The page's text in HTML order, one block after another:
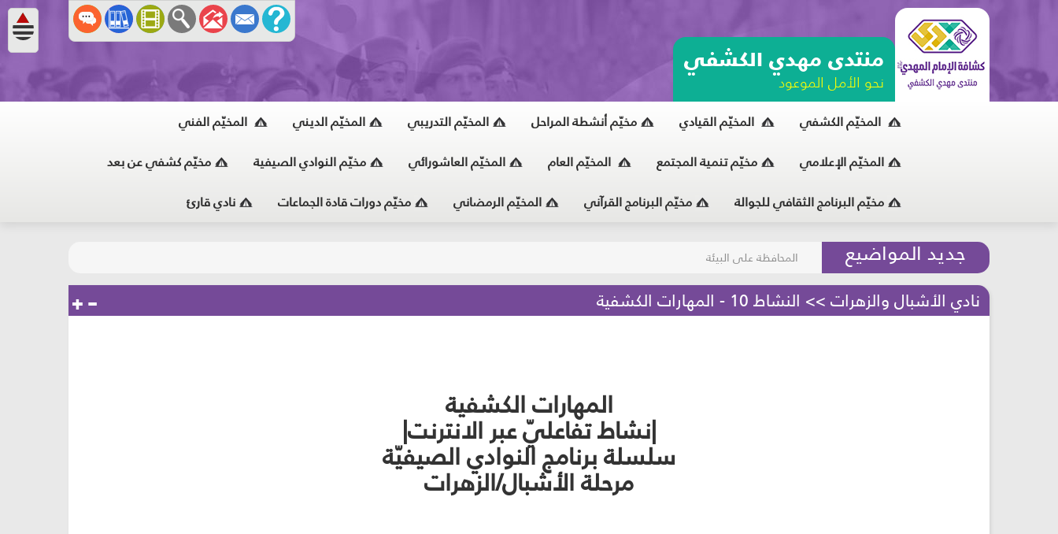
منتدى مهدي الكشفي
نحو الأمل الموعود
المخيّم الكشفي المخيّم القيادي مخيّم أنشطة المراحل المخيّم التدريبي المخيّم الديني المخيّم الفني
المخيّم الإعلامي مخيّم تنمية المجتمع المخيّم العام المخيّم العاشورائي مخيّم النوادي الصيفية مخيّم كشفي عن بعد
مخيّم البرنامج الثقافي للجوالة مخيّم البرنامج القرآني المخيّم الرمضاني مخيّم دورات قادة الجماعات نادي قارئ
جديد المواضيع
مسابقة الركب الحسينيّ
المحافظة على البيئة
نادي الأشبال والزهرات >> النشاط 10 - المهارات الكشفية
المهارات الكشفية
|نشاط تفاعليّ عبر الانترنت|
سلسلة برنامج النوادي الصيفيّة
مرحلة الأشبال/الزهرات